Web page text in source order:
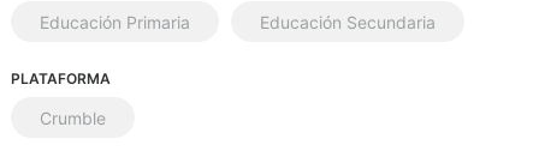
Educación Primaria Educación Secundaria
PLATAFORMA
Crumble